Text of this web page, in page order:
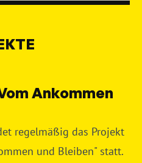
Ankommen
regelmäßig das Projekt
und Bleiben" statt.